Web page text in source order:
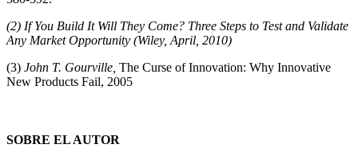
(2) If You Build It Will They Come? Three Steps to Test and Validate
Any Market Opportunity (Wiley, April, 2010)
(3) John T. Gourville, The Curse of Innovation: Why Innovative
New Products Fail, 2005
SOBRE EL AUTOR